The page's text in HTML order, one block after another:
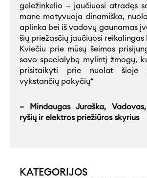
geležinkelio – jaučiuosi atradęs
mane motyvuoja dinamiška,
aplinka bei iš vadovų gaunamas
šių priežasčių jaučiuosi reikalingas
Kviečiu prie mūsų šeimos
savo specialybę mylintį žmogų,
prisitaikyti prie nuolat šioje
vykstančių pokyčių“
– Mindaugas Juraška,
ryšių ir elektros priežiūros skyrius
KATEGORIJOS